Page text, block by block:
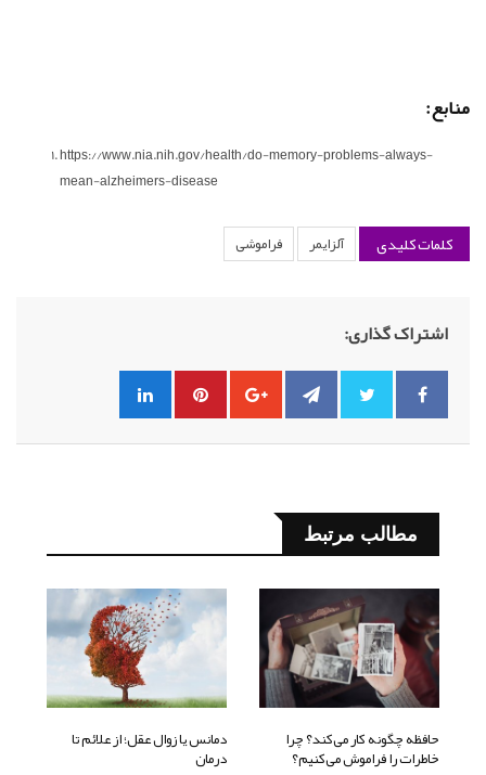
منابع:
https://www.nia.nih.gov/health/do-memory-problems-always-
mean-alzheimers-disease
کلمات کلیدی آلزایمر فراموشی
اشتراک گذاری:
مطالب مرتبط
حافظه چگونه کار می‌کند؟ چرا
خاطرات را فراموش می‌کنیم؟
دمانس یا زوال عقل؛ از علائم تا
درمان